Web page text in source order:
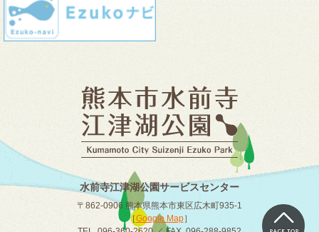
水前寺江津湖公園サービスセンター
〒862-0906 熊本県熊本市東区広木町935-1
［Google Map］